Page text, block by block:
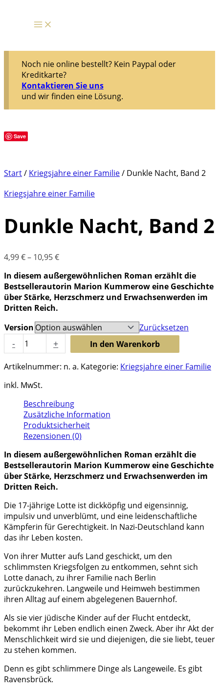
springen
Noch nie online bestellt? Kein Paypal oder
Kreditkarte?
Kontaktieren Sie uns
und wir finden eine Lösung.
Save
Start/ Kriegsjahre einer Familie/ Dunkle Nacht, Band 2
Kriegsjahre einer Familie
Dunkle Nacht, Band 2
4,99€– 10,95€
In diesem außergewöhnlichen Roman erzählt die
Bestsellerautorin Marion Kummerow eine Geschichte
über Stärke, Herzschmerz und Erwachsenwerden im
Dritten Reich.
Version
Zurücksetzen
-
Dunkle
Nacht,
2
Menge
+ In den Warenkorb
Artikelnummer: n. a. Kategorie: Kriegsjahre einer Familie
inkl. MwSt.
Beschreibung
Zusätzliche Information
Produktsicherheit
Rezensionen (0)
In diesem außergewöhnlichen Roman erzählt die
Bestsellerautorin Marion Kummerow eine Geschichte
über Stärke, Herzschmerz und Erwachsenwerden im
Dritten Reich.
Die 17-jährige Lotte ist dickköpfig und eigensinnig,
impulsiv und unverblümt, und eine leidenschaftliche
Kämpferin für Gerechtigkeit. In Nazi-Deutschland kann
das ihr Leben kosten.
Von ihrer Mutter aufs Land geschickt, um den
schlimmsten Kriegsfolgen zu entkommen, sehnt sich
Lotte danach, zu ihrer Familie nach Berlin
zurückzukehren. Langweile und Heimweh bestimmen
ihren Alltag auf einem abgelegenen Bauernhof.
Als sie vier jüdische Kinder auf der Flucht entdeckt,
bekommt ihr Leben endlich einen Zweck. Aber ihr Akt der
Menschlichkeit wird sie und diejenigen, die sie liebt, teuer
zu stehen kommen.
Denn es gibt schlimmere Dinge als Langeweile. Es gibt
Ravensbrück.